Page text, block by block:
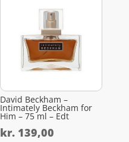
David Beckham –
Intimately Beckham for
Him – 75 ml – Edt
kr. 139,00